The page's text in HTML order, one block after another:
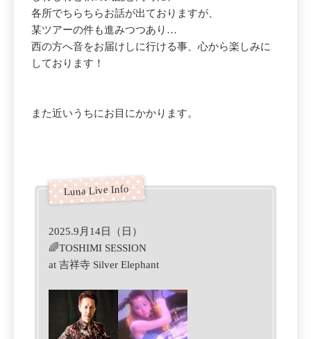
各所でちらちらお話が出ておりますが、
某ツアーの件も進みつつあり…
西の方へ音をお届けしに行ける事、心から楽しみに
しております！
また近いうちにお目にかかります。
2025.9月14日（日）
🌈TOSHIMI SESSION
at 吉祥寺 Silver Elephant